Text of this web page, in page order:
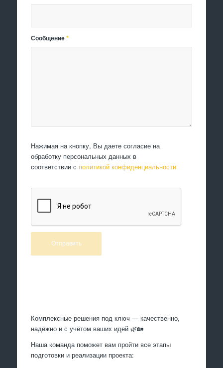
Сообщение*
Нажимая на кнопку, Вы даете согласие на
обработку персональных данных в
соответствии с политикой конфиденциальности
Комплексные решения под ключ — качественно,
надёжно и с учётом ваших идей 🌿🏡
Наша команда поможет вам пройти все этапы
подготовки и реализации проекта: